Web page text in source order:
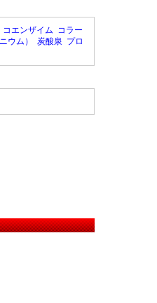
コエンザイム コラー
ウム） 炭酸泉 プロ